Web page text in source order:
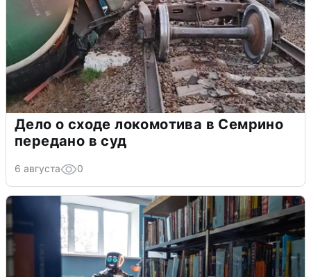
Дело о сходе локомотива в Семрино
передано в суд
6 августа 0